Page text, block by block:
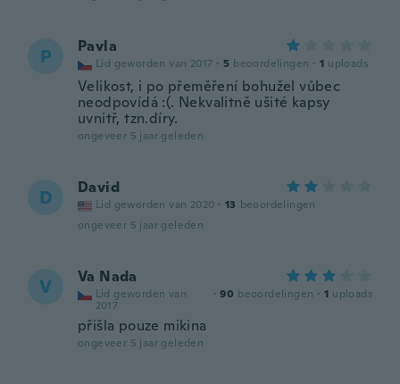
P Pavla
Lid geworden van 2017 · 5 beoordelingen · 1 uploads
Velikost, i po přeměření bohužel vůbec
neodpovídá :(. Nekvalitně ušité kapsy
uvnitř, tzn.díry.
ongeveer 5 jaar geleden
D David
Lid geworden van 2020 · 13 beoordelingen
ongeveer 5 jaar geleden
V Va Nada
Lid geworden van
2017
· 90 beoordelingen · 1 uploads
přišla pouze mikina
ongeveer 5 jaar geleden